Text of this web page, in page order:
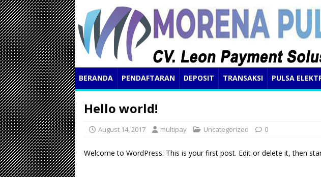
BERANDA PENDAFTARAN DEPOSIT TRANSAKSI PULSA
Hello world!
August 14, 2017 multipay Uncategorized 0
Welcome to WordPress. This is your first post. Edit or delete it, then